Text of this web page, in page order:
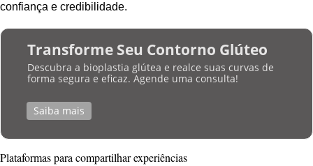
confiança e credibilidade.
Transforme Seu Contorno Glúteo
Descubra a bioplastia glútea e realce suas curvas de
forma segura e eficaz. Agende uma consulta!
Saiba mais
Plataformas para compartilhar experiências